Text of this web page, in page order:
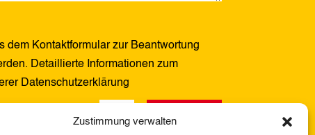
Zustimmung verwalten
dem Kontaktformular zur Beantwortung
Detaillierte Informationen zum
Datenschutzerklärung
10 + 3 = Senden